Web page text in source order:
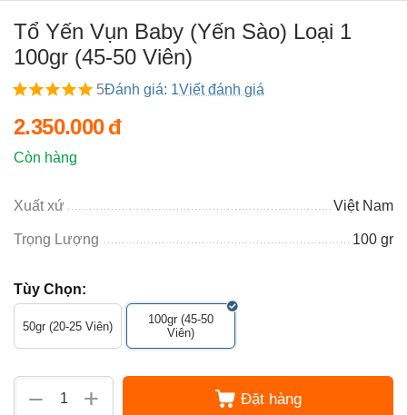
Tổ Yến Vụn Baby (Yến Sào) Loại 1
100gr (45-50 Viên)
5Đánh giá: 1Viết đánh giá
2.350.000đ
Còn hàng
Xuất xứ Việt Nam
Trọng Lượng 100 gr
Tùy Chọn:
50gr (20-25 Viên)
100gr (45-50
Viên)
+
− Đặt hàng